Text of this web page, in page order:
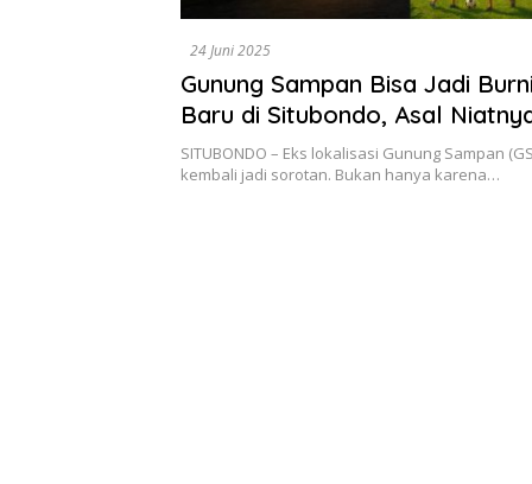
24 Juni 2025
Gunung Sampan Bisa Jadi
Baru di Situbondo, Asal
SITUBONDO – Eks lokalisasi Gunung Sampan
kembali jadi sorotan. Bukan hanya karena…